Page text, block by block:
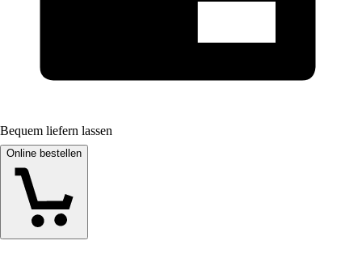
Bequem liefern lassen
Online bestellen